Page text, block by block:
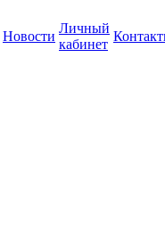
Новости
Личный
кабинет